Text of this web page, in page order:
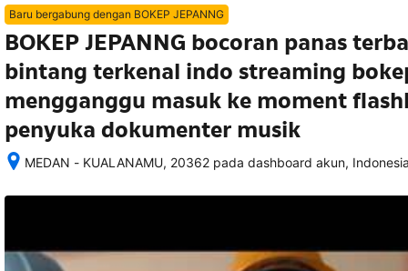
Baru bergabung dengan BOKEP JEPANNG
BOKEP JEPANNG bocoran panas
bintang terkenal indo streaming
mengganggu masuk ke moment
penyuka dokumenter musik
MEDAN - KUALANAMU, 20362 pada dashboard akun,
memesan,
akomodasi